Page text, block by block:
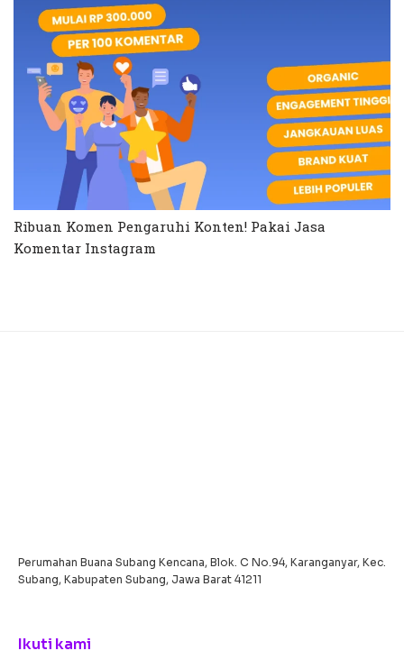
Ribuan Komen Pengaruhi Konten! Pakai Jasa
Komentar Instagram
Perumahan Buana Subang Kencana, Blok. C No.94, Karanganyar, Kec.
Subang, Kabupaten Subang, Jawa Barat 41211
Ikuti kami